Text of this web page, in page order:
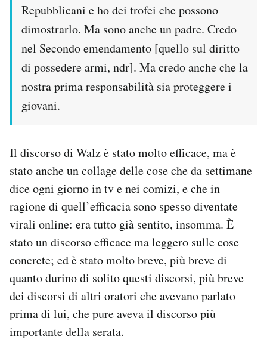
Repubblicani e ho dei trofei che possono
dimostrarlo. Ma sono anche un padre. Credo
nel Secondo emendamento [quello sul diritto
di possedere armi, ndr]. Ma credo anche che la
nostra prima responsabilità sia proteggere i
giovani.
Il discorso di Walz è stato molto efficace, ma è
stato anche un collage delle cose che da settimane
dice ogni giorno in tv e nei comizi, e che in
ragione di quell’efficacia sono spesso diventate
virali online: era tutto già sentito, insomma. È
stato un discorso efficace ma leggero sulle cose
concrete; ed è stato molto breve, più breve di
quanto durino di solito questi discorsi, più breve
dei discorsi di altri oratori che avevano parlato
prima di lui, che pure aveva il discorso più
importante della serata.